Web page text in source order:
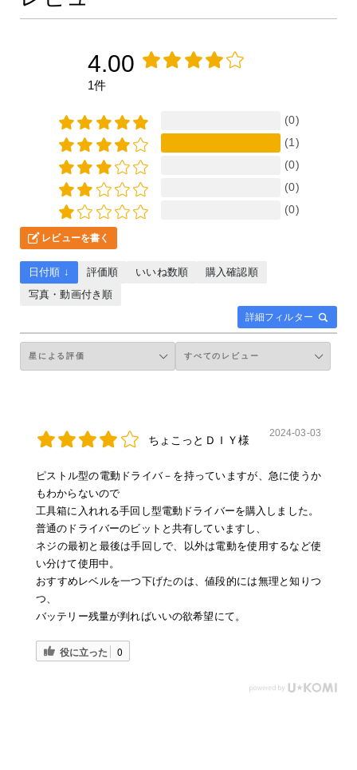
4.00
1件
(0)
(1)
(0)
(0)
(0)
レビューを書く
詳細フィルター
日付順 ↓ 評価順 いいね数順
購入確認順
写真・動画付き順
ちょこっとＤＩＹ様
2024-03-03
ピストル型の電動ドライバ－を持っていますが、急に使うか
もわからないので
工具箱に入れれる手回し型電動ドライバーを購入しました。
普通のドライバーのビットと共有していますし、
ネジの最初と最後は手回しで、以外は電動を使用するなど使
い分けて使用中。
おすすめレベルを一つ下げたのは、値段的には無理と知りつ
つ、
バッテリー残量が判ればいいの欲希望にて。
役に立った 0